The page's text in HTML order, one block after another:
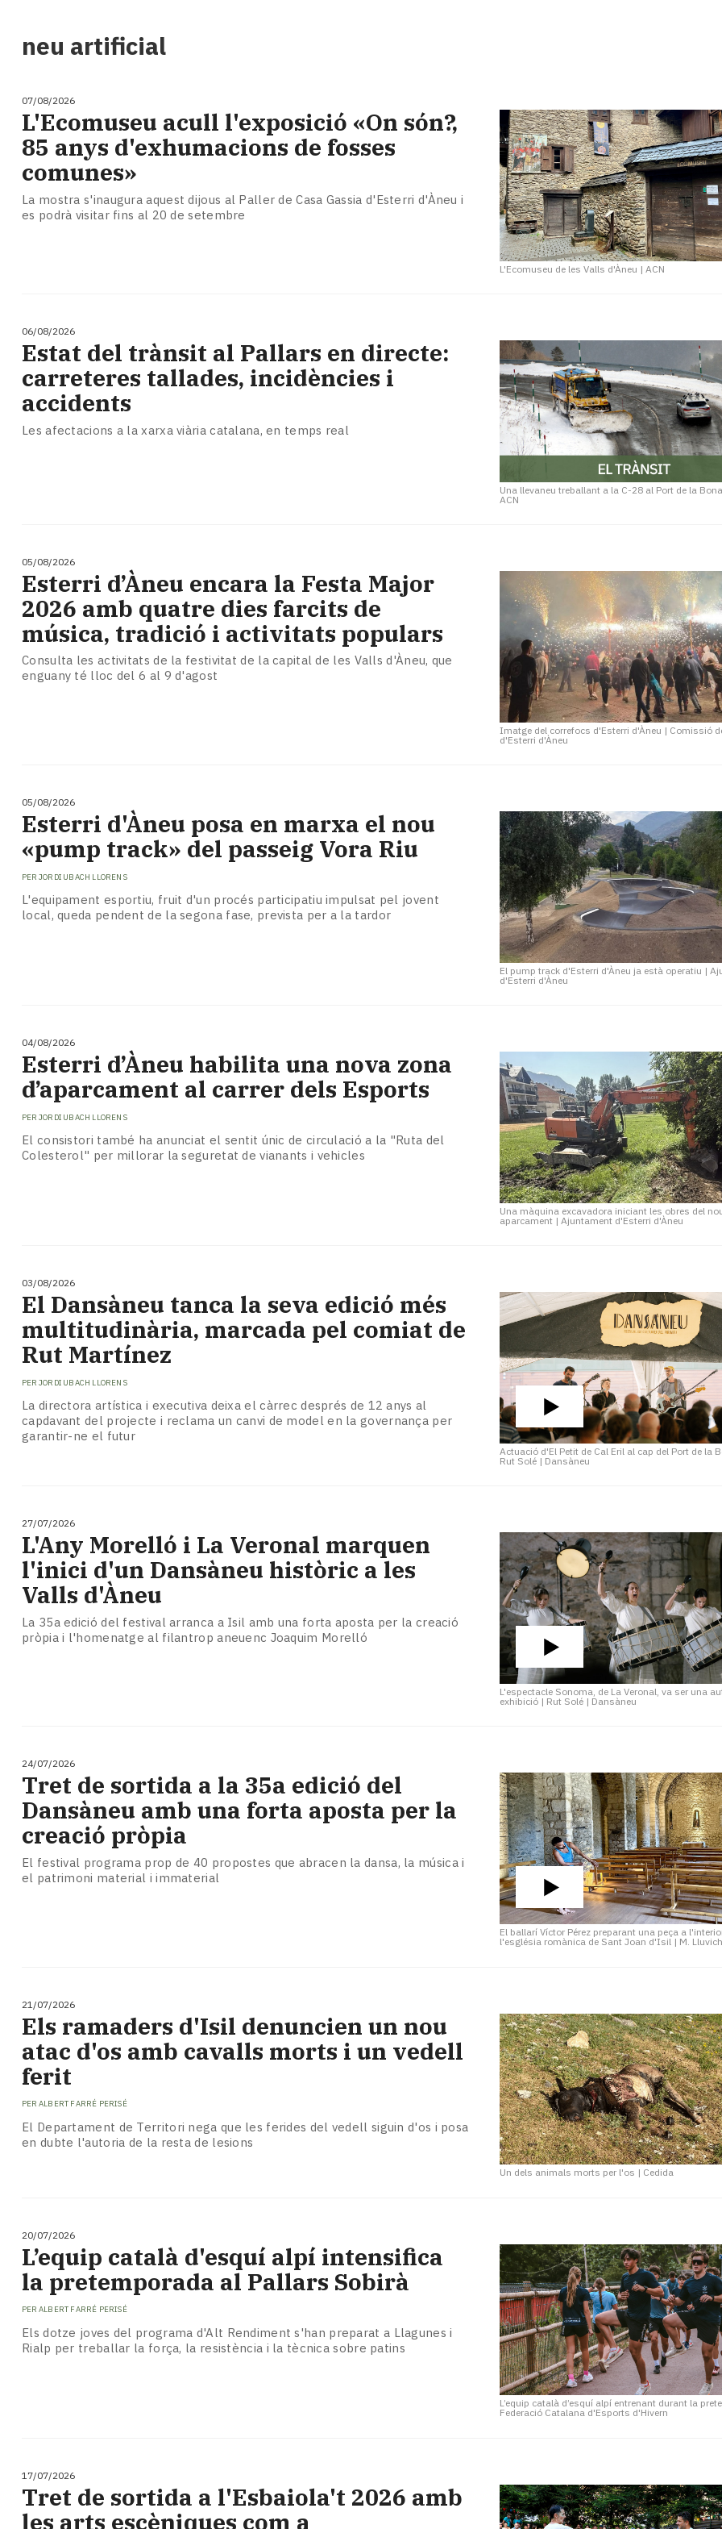
Cultura
tant!
TV
i
mitjans
El
temps
Reportatges
la
teva!
Subscriptors
La
newsletter
Pallars
neu artificial
07/08/2026
L'Ecomuseu de les Valls d'Àneu | ACN
L'Ecomuseu acull l'exposició «On són?,
85 anys d'exhumacions de fosses
comunes»
La mostra s'inaugura aquest dijous al Paller de Casa Gassia d'Esterri d'Àneu i
es podrà visitar fins al 20 de setembre
06/08/2026
Una llevaneu treballant a la C-28 al Port de la
ACN
Estat del trànsit al Pallars en directe:
carreteres tallades, incidències i
accidents
Les afectacions a la xarxa viària catalana, en temps real
05/08/2026
Imatge del correfocs d'Esterri d'Àneu | Comissió
d'Esterri d'Àneu
Esterri d’Àneu encara la Festa Major
2026 amb quatre dies farcits de
música, tradició i activitats populars
Consulta les activitats de la festivitat de la capital de les Valls d'Àneu, que
enguany té lloc del 6 al 9 d'agost
05/08/2026
El pump track d'Esterri d'Àneu ja està operatiu |
d'Esterri d'Àneu
Esterri d'Àneu posa en marxa el nou
«pump track» del passeig Vora Riu
PER JORDI UBACH LLORENS
L'equipament esportiu, fruit d'un procés participatiu impulsat pel jovent
local, queda pendent de la segona fase, prevista per a la tardor
04/08/2026
Una màquina excavadora iniciant les obres del
aparcament | Ajuntament d'Esterri d'Àneu
​Esterri d’Àneu habilita una nova zona
d’aparcament al carrer dels Esports
PER JORDI UBACH LLORENS
El consistori també ha anunciat el sentit únic de circulació a la "Ruta del
Colesterol" per millorar la seguretat de vianants i vehicles
03/08/2026
Actuació d'El Petit de Cal Eril al cap del Port de la
Rut Solé | Dansàneu
​El Dansàneu tanca la seva edició més
multitudinària, marcada pel comiat de
Rut Martínez
PER JORDI UBACH LLORENS
La directora artística i executiva deixa el càrrec després de 12 anys al
capdavant del projecte i reclama un canvi de model en la governança per
garantir-ne el futur
27/07/2026
L'espectacle Sonoma, de La Veronal, va ser una
exhibició | Rut Solé | Dansàneu
L'Any Morelló i La Veronal marquen
l'inici d'un Dansàneu històric a les
Valls d'Àneu
La 35a edició del festival arranca a Isil amb una forta aposta per la creació
pròpia i l'homenatge al filantrop aneuenc Joaquim Morelló
24/07/2026
El ballarí Víctor Pérez preparant una peça a
l'església romànica de Sant Joan d'Isil | M.
​Tret de sortida a la 35a edició del
Dansàneu amb una forta aposta per la
creació pròpia
El festival programa prop de 40 propostes que abracen la dansa, la música i
el patrimoni material i immaterial
21/07/2026
Un dels animals morts per l'os | Cedida
Els ramaders d'Isil denuncien un nou
atac d'os amb cavalls morts i un vedell
ferit
PER ALBERT FARRÉ PERISÉ
El Departament de Territori nega que les ferides del vedell siguin d'os i posa
en dubte l'autoria de la resta de lesions
20/07/2026
L’equip català d’esquí alpí entrenant durant la
Federació Catalana d'Esports d'Hivern
L’equip català d'esquí alpí intensifica
la pretemporada al Pallars Sobirà
PER ALBERT FARRÉ PERISÉ
Els dotze joves del programa d'Alt Rendiment s'han preparat a Llagunes i
Rialp per treballar la força, la resistència i la tècnica sobre patins
17/07/2026
Tret de sortida a l'Esbaiola't 2026 amb
les arts escèniques com a